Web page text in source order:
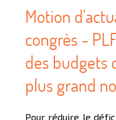
Motion
congrès -
des budgets
plus grand
Pour réduire le